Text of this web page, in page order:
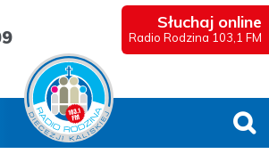
Słuchaj online
Radio Rodzina 103,1 FM